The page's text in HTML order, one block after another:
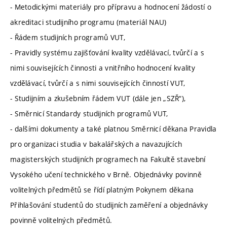
- Metodickými materiály pro přípravu a hodnocení žádostí o
akreditaci studijního programu (materiál NAU)
- Řádem studijních programů VUT,
- Pravidly systému zajišťování kvality vzdělávací, tvůrčí a s
nimi souvisejících činnosti a vnitřního hodnocení kvality
vzdělávací, tvůrčí a s nimi souvisejících činností VUT,
- Studijním a zkušebním řádem VUT (dále jen „SZŘ“),
- Směrnicí Standardy studijních programů VUT,
- dalšími dokumenty a také platnou Směrnicí děkana Pravidla
pro organizaci studia v bakalářských a navazujících
magisterských studijních programech na Fakultě stavební
Vysokého učení technického v Brně. Objednávky povinně
volitelných předmětů se řídí platným Pokynem děkana
Přihlašování studentů do studijních zaměření a objednávky
povinně volitelných předmětů.